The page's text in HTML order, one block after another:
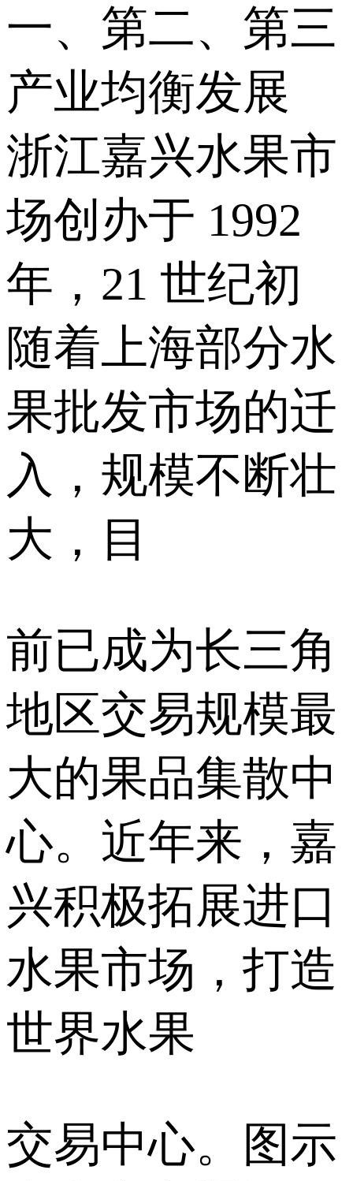
一、第二、第三
产业均衡发展
浙江嘉兴水果市
场创办于 1992
年，21 世纪初
随着上海部分水
果批发市场的迁
入，规模不断壮
大，目
前已成为长三角
地区交易规模最
大的果品集散中
心。近年来，嘉
兴积极拓展进口
水果市场，打造
世界水果
交易中心。图示